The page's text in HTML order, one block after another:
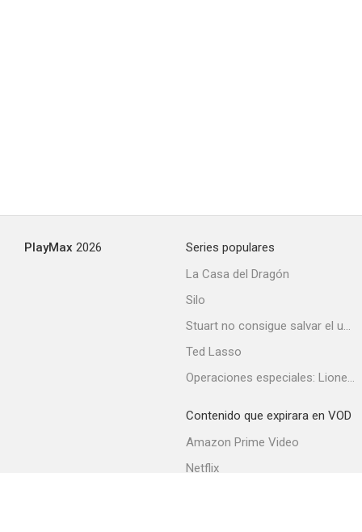
PlayMax 2026
Series populares
La Casa del Dragón
Silo
Stuart no consigue salvar el universo
Ted Lasso
Operaciones especiales: Lioness
Contenido que expirara en VOD
Amazon Prime Video
Netflix